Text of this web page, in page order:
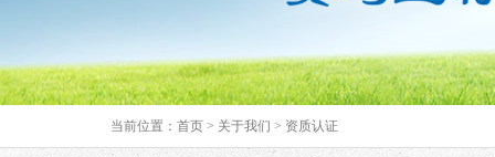
当前位置： 首页 > 关于我们 > 资质认证